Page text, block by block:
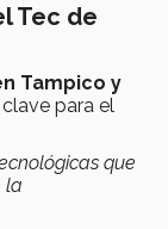
Tec de
Tampico y
para el
que
la